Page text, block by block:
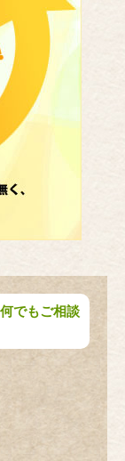
でもご相談